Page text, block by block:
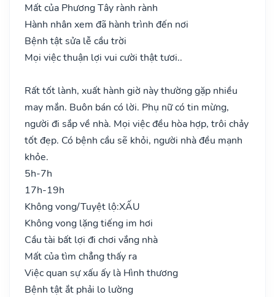
Mất của Phương Tây rành rành
Hành nhân xem đã hành trình đến nơi
Bệnh tật sửa lễ cầu trời
Mọi việc thuận lợi vui cười thật tươi..
Rất tốt lành, xuất hành giờ này thường gặp nhiều
may mắn. Buôn bán có lời. Phụ nữ có tin mừng,
người đi sắp về nhà. Mọi việc đều hòa hợp, trôi chảy
tốt đẹp. Có bệnh cầu sẽ khỏi, người nhà đều mạnh
khỏe.
5h-7h
17h-19h
Không vong/Tuyệt lộ:XẤU
Không vong lặng tiếng im hơi
Cầu tài bất lợi đi chơi vắng nhà
Mất của tìm chẳng thấy ra
Việc quan sự xấu ấy là Hình thương
Bệnh tật ắt phải lo lường